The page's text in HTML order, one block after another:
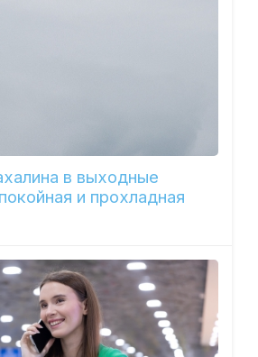
в выходные
и прохладная